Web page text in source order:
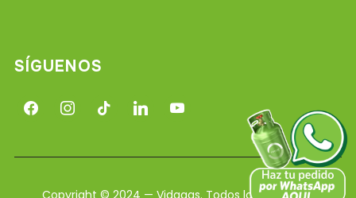
SÍGUENOS
facebookinstagram
tiktok linkedin youtube
Copyright © 2024 — Vidagas. Todos los derechos